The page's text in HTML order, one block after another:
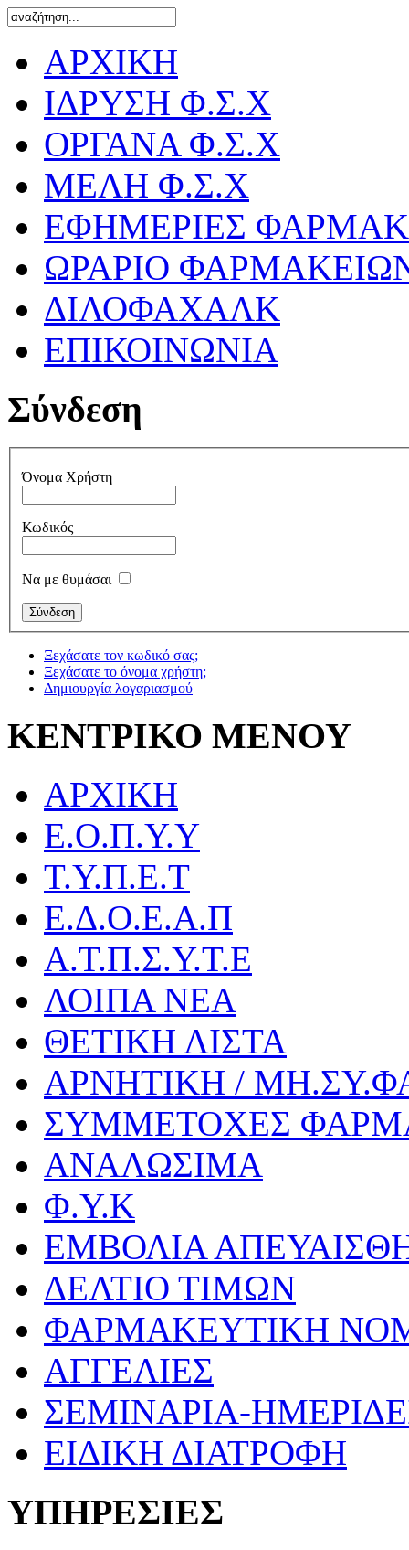
ΑΡΧΙΚΗ
ΙΔΡΥΣΗ Φ.Σ.Χ
ΟΡΓΑΝΑ Φ.Σ.Χ
ΜΕΛΗ Φ.Σ.Χ
ΕΦΗΜΕΡΙΕΣ
ΩΡΑΡΙΟ
ΔΙΛΟΦΑΧΑΛΚ
ΕΠΙΚΟΙΝΩΝΙΑ
Σύνδεση
Όνομα Χρήστη
Κωδικός
Να με θυμάσαι
Ξεχάσατε τον κωδικό σας;
Ξεχάσατε το όνομα χρήστη;
Δημιουργία λογαριασμού
ΚΕΝΤΡΙΚΟ ΜΕΝΟΥ
ΑΡΧΙΚΗ
Ε.Ο.Π.Υ.Υ
Τ.Υ.Π.Ε.Τ
Ε.Δ.Ο.Ε.Α.Π
Α.Τ.Π.Σ.Υ.Τ.Ε
ΛΟΙΠΑ ΝΕΑ
ΘΕΤΙΚΗ ΛΙΣΤΑ
ΑΡΝΗΤΙΚΗ /
ΣΥΜΜΕΤΟΧΕΣ
ΑΝΑΛΩΣΙΜΑ
Φ.Υ.Κ
ΕΜΒΟΛΙΑ
ΔΕΛΤΙΟ ΤΙΜΩΝ
ΦΑΡΜΑΚΕΥΤΙΚΗ
ΑΓΓΕΛΙΕΣ
ΣΕΜΙΝΑΡΙΑ-
ΕΙΔΙΚΗ ΔΙΑΤΡΟΦΗ
ΥΠΗΡΕΣΙΕΣ